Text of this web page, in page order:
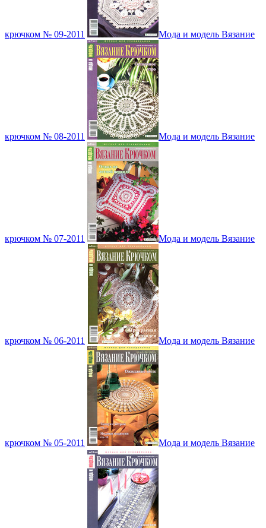
крючком № 09-2011 Мода и модель Вязание
крючком № 08-2011 Мода и модель Вязание
крючком № 07-2011 Мода и модель Вязание
крючком № 06-2011 Мода и модель Вязание
крючком № 05-2011 Мода и модель Вязание